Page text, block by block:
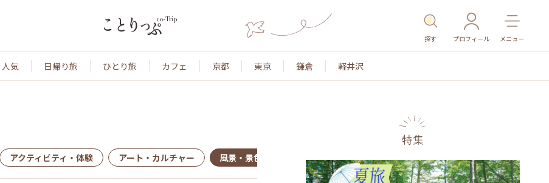
探す プロフィール メニュー
人気 日帰り旅 ひとり旅 カフェ 京都 東京 鎌倉 軽井沢
アクティビティ・体験 アート・カルチャー 風景・景色 名所・旧跡 温泉・スパ その他施設 ごはん
特集